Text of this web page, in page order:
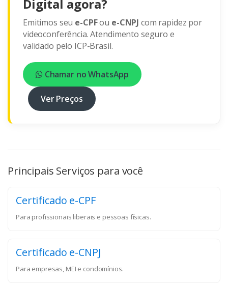
Digital agora?
Emitimos seu e-CPFou e-CNPJ com rapidez por
videoconferência. Atendimento seguro e
validado pelo ICP-Brasil.
Chamar no WhatsApp
Ver Preços
Principais Serviços para você
Certificado e-CPF
Para profissionais liberais e pessoas físicas.
Certificado e-CNPJ
Para empresas, MEI e condomínios.